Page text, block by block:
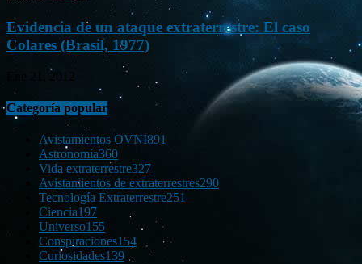
Evidencia de un ataque extraterrestre: El caso
Colares (Brasil, 1977)
Ene 21, 2012
Categoría popular
Avistamientos OVNI891
Astronomía360
Vida extraterrestre327
Avistamientos de extraterrestres290
Tecnología Extraterrestre251
Ciencia197
Universo155
Conspiraciones154
Curiosidades139